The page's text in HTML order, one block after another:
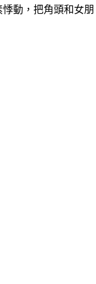
動，把角頭和女朋